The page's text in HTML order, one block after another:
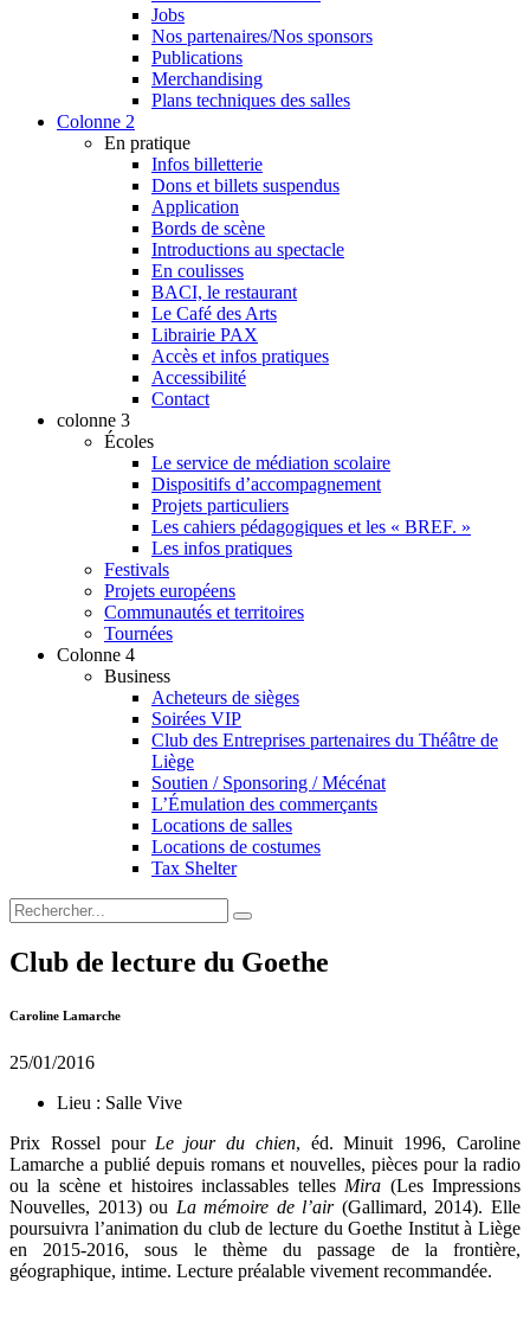
Jobs
Nos partenaires/Nos sponsors
Publications
Merchandising
Plans techniques des salles
Colonne 2
En pratique
Infos billetterie
Dons et billets suspendus
Application
Bords de scène
Introductions au spectacle
En coulisses
BACI, le restaurant
Le Café des Arts
Librairie PAX
Accès et infos pratiques
Accessibilité
Contact
colonne 3
Écoles
Le service de médiation scolaire
Dispositifs d’accompagnement
Projets particuliers
Les cahiers pédagogiques et les « BREF. »
Les infos pratiques
Festivals
Projets européens
Communautés et territoires
Tournées
Colonne 4
Business
Acheteurs de sièges
Soirées VIP
Club des Entreprises partenaires du Théâtre de
Liège
Soutien / Sponsoring / Mécénat
L’Émulation des commerçants
Locations de salles
Locations de costumes
Tax Shelter
Club de lecture du Goethe
Caroline Lamarche
25/01/2016
Lieu : Salle Vive
Prix Rossel pour Le jour du chien, éd. Minuit 1996, Caroline
Lamarche a publié depuis romans et nouvelles, pièces pour la radio
ou la scène et histoires inclassables telles Mira (Les Impressions
Nouvelles, 2013) ou La mémoire de l’air(Gallimard, 2014). Elle
poursuivra l’animation du club de lecture du Goethe Institut à Liège
en 2015-2016, sous le thème du passage de la frontière,
géographique, intime. Lecture préalable vivement recommandée.